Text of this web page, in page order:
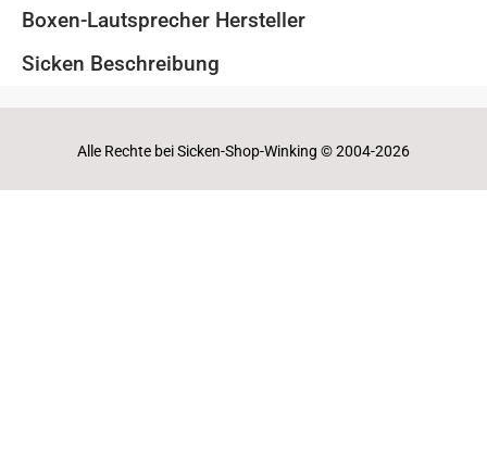
Boxen-Lautsprecher Hersteller
Sicken Beschreibung
Alle Rechte bei Sicken-Shop-Winking © 2004-2026